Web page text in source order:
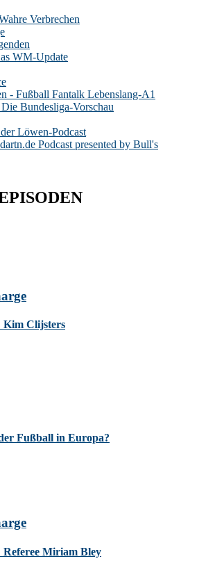
Verbrechen
WM-Update
- Fußball Fantalk Lebenslang-A1
Bundesliga-Vorschau
Löwen-Podcast
Podcast presented by Bull's
Kim Clijsters
Fußball in Europa?
Miriam Bley